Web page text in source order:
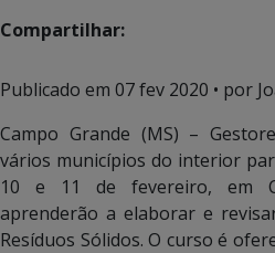
Compartilhar:
Publicado em 07 fev 2020 • por
Campo Grande (MS) –
vários municípios do interior
10 e 11 de fevereiro, em
aprenderão a elaborar e
Resíduos Sólidos. O curso é